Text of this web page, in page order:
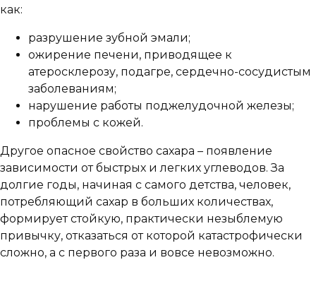
как:
разрушение зубной эмали;
ожирение печени, приводящее к
атеросклерозу, подагре, сердечно-сосудистым
заболеваниям;
нарушение работы поджелудочной железы;
проблемы с кожей.
Другое опасное свойство сахара – появление
зависимости от быстрых и легких углеводов. За
долгие годы, начиная с самого детства, человек,
потребляющий сахар в больших количествах,
формирует стойкую, практически незыблемую
привычку, отказаться от которой катастрофически
сложно, а с первого раза и вовсе невозможно.